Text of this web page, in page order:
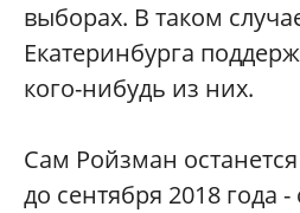
выборах. В таком
Екатеринбурга
кого-нибудь из них.
Сам Ройзман
до сентября 2018 года